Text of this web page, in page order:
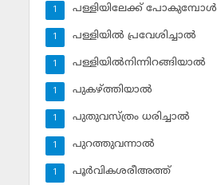
പള്ളിയിലേക്ക് പോകുമ്പോള്‍
1
പള്ളിയില്‍ പ്രവേശിച്ചാല്‍
1
പള്ളിയില്‍നിന്നിറങ്ങിയാല്‍
1
പുകഴ്ത്തിയാല്‍
1
പുതുവസ്ത്രം ധരിച്ചാല്‍
1
പുറത്തുവന്നാല്‍
1
പൂര്‍വികശരീഅത്ത്
1